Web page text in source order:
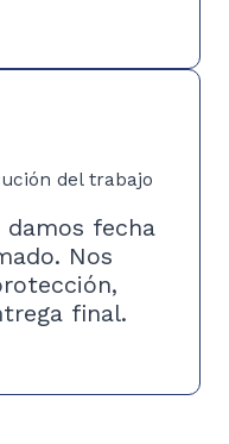
del trabajo
damos fecha
Nos
final.